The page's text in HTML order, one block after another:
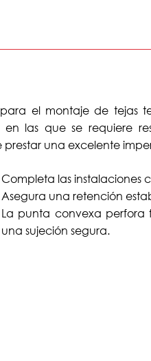
para el montaje de tejas
en las que se requiere
prestar una excelente
Completa las instalaciones
Asegura una retención
La punta convexa perfora
una sujeción segura.